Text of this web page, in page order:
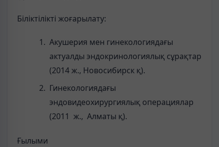
Біліктілікті жоғарылату:
Акушерия мен гинекологиядағы
актуалды эндокринологиялық сұрақтар
(2014 ж., Новосибирск қ).
Гинекологиядағы
эндовидеохирургиялық операциялар
(2011 ж., Алматы қ).
Ғылыми